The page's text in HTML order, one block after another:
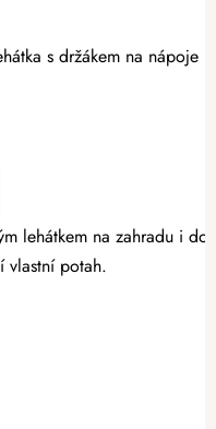
s držákem na nápoje
lehátkem na zahradu i
vlastní potah.